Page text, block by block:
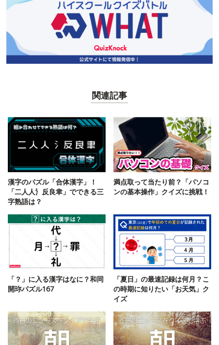
関連記事
漢字のパズル「合体漢字」！
「二人人氵反良聿」でできる三
字熟語は？
満点取って当たり前？「パソコ
ンの基本操作」クイズに挑戦！
「？」に入る漢字はなに？和同
開珎パズル167
「夏日」の最速記録は何月？こ
の時期に知りたい「お天気」ク
イズ